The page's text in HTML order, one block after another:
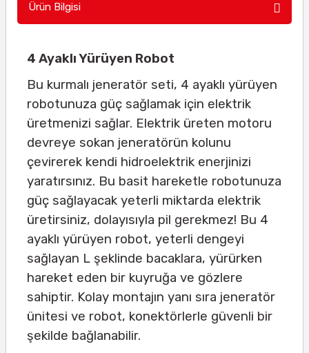
Ürün Bilgisi
4 Ayaklı Yürüyen Robot
Bu kurmalı jeneratör seti, 4 ayaklı yürüyen
robotunuza güç sağlamak için elektrik
üretmenizi sağlar. Elektrik üreten motoru
devreye sokan jeneratörün kolunu
çevirerek kendi hidroelektrik enerjinizi
yaratırsınız. Bu basit hareketle robotunuza
güç sağlayacak yeterli miktarda elektrik
üretirsiniz, dolayısıyla pil gerekmez! Bu 4
ayaklı yürüyen robot, yeterli dengeyi
sağlayan L şeklinde bacaklara, yürürken
hareket eden bir kuyruğa ve gözlere
sahiptir. Kolay montajın yanı sıra jeneratör
ünitesi ve robot, konektörlerle güvenli bir
şekilde bağlanabilir.